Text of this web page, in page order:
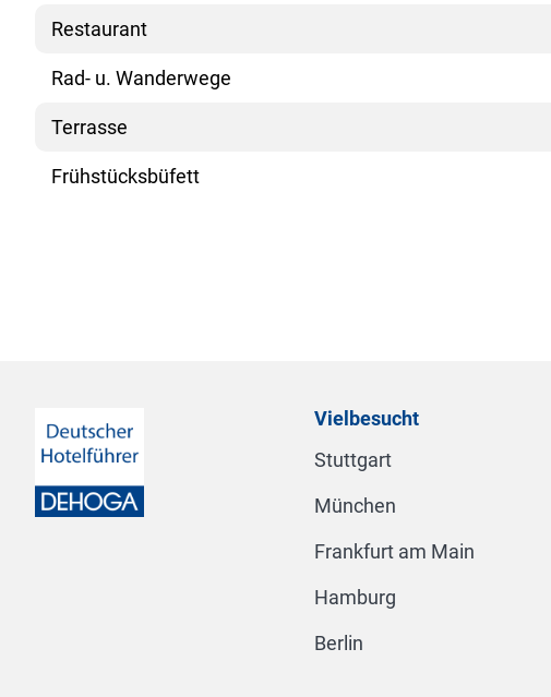
Restaurant
Rad- u. Wanderwege
Terrasse
Frühstücksbüfett
Vielbesucht
Stuttgart
München
Frankfurt am Main
Hamburg
Berlin